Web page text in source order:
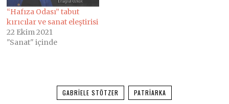
“Hafıza Odası” tabut
kırıcılar ve sanat eleştirisi
22 Ekim 2021
"Sanat" içinde
GABRIELE STÖTZER PATRIARKA